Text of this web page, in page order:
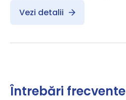
Vezi detalii
Întrebări frecvente